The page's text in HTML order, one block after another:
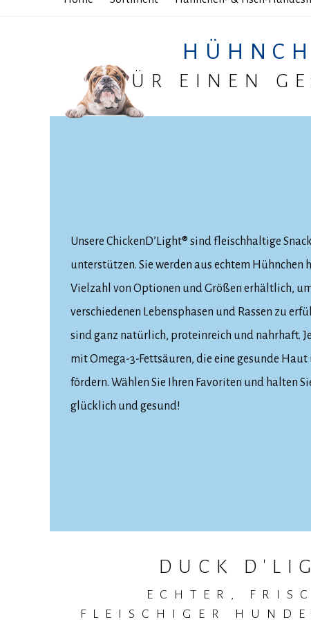
FÜR EINEN
Unsere ChickenD’Light® sind fleischhaltige
unterstützen. Sie werden aus echtem Hühnchen
Vielzahl von Optionen und Größen erhältlich,
verschiedenen Lebensphasen und Rassen zu
sind ganz natürlich, proteinreich und nahrhaft.
mit Omega-3-Fettsäuren, die eine gesunde Haut
fördern. Wählen Sie Ihren Favoriten und halten
glücklich und gesund!
DUCK
ECHTER,
FLEISCHIGER